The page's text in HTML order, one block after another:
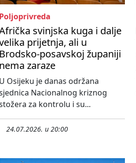
Poljoprivreda
svinjska kuga i dalje
prijetnja, ali u
Brodsko-posavskoj županiji
nema zaraze
U Osijeku je danas održana
Nacionalnog kriznog
za kontrolu i su...
24.07.2026. u 20:00